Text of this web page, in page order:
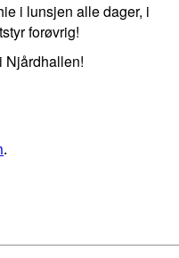
i lunsjen alle dager, i
forøvrig!
Njårdhallen!
.